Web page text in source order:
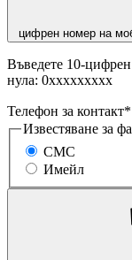
цифрен номер на
Въведете 10-
нула: 0ххххххххх
Телефон за контакт*
Известяване за
СМС
Имейл